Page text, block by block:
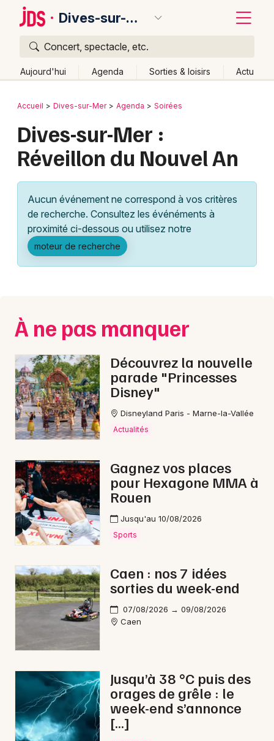
Dives-sur-Mer
Concert, spectacle, etc.
Aujourd'hui Agenda Sorties & loisirs Actu
Publier un événement
Grands événements
Activité & Expérience
Manifestations
Foires & salons
Concerts
Sports
Soirées
Sorties famille
Sorties & loisirs
Nouvel An dans le Calvados
Nouvel An en Basse-Normandie
Nouvel An en Normandie
Newsletter des sorties
Artistes en tournée
Actus à Dives-sur-Mer
Magazine à Dives-sur-Mer
Bordeaux
Colmar
Lille
Lyon
Marseille
Mulhouse
Nice
Paris
Strasbourg
Toulouse
Toutes les villes
Retour
Accueil Dives-sur-Mer Agenda Soirées
Dives-sur-Mer :
Réveillon du Nouvel An
Aucun événement ne correspond à vos critères
de recherche. Consultez les événéments à
proximité ci-dessous ou utilisez notre
moteur de recherche
À ne pas manquer
Découvrez la nouvelle
parade "Princesses
Disney"
Disneyland Paris - Marne-la-Vallée
Actualités
Gagnez vos places
pour Hexagone MMA à
Rouen
Jusqu'au 10/08/2026
Sports
Caen : nos 7 idées
sorties du week-end
07/08/2026 → 09/08/2026
Caen
Jusqu’à 38 °C puis des
orages de grêle : le
week-end s’annonce
[…]
Quoi ?
Où ?
Basse-Normandie
Partout
Près de moi
Changer de lieu
Aujourd'hui
Demain Ce week-end Autre